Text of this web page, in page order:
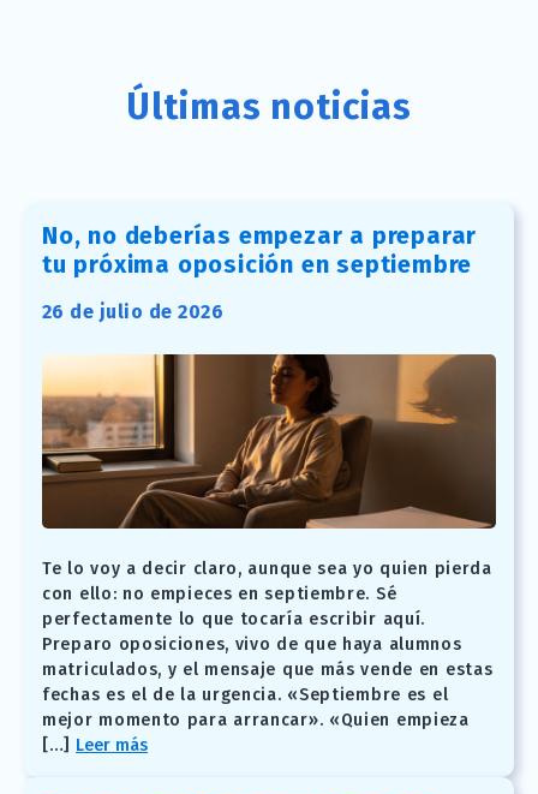
Últimas noticias
No, no deberías empezar a preparar
tu próxima oposición en septiembre
26 de julio de 2026
Te lo voy a decir claro, aunque sea yo quien pierda
con ello: no empieces en septiembre. Sé
perfectamente lo que tocaría escribir aquí.
Preparo oposiciones, vivo de que haya alumnos
matriculados, y el mensaje que más vende en estas
fechas es el de la urgencia. «Septiembre es el
mejor momento para arrancar». «Quien empieza
[…] Leer más